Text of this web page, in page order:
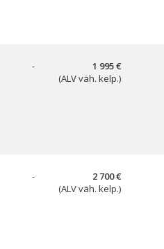
-
1 995 €
(ALV väh. kelp.)
-
2 700 €
(ALV väh. kelp.)